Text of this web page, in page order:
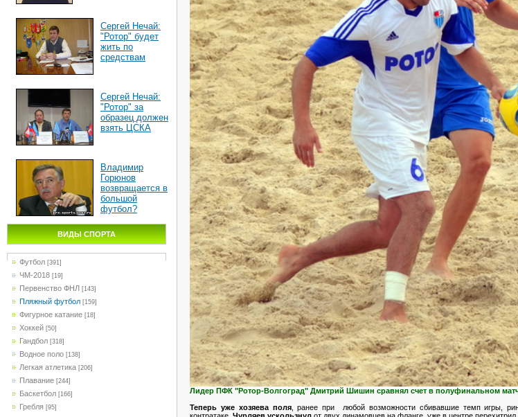
Сергей Нечай:
"Ротор" будет
жить по
средствам
Сергей Нечай:
"Ротор" за
образец должен
взять ЦСКА
Владимир
Горюнов
возвращается в
большой
футбол?
ВИДЫ СПОРТА
Футбол [391]
ЧМ-2018 [19]
Первенство ФНЛ [143]
Пляжный футбол [159]
Фигурное катание [18]
Хоккей [50]
Гандбол [318]
Водное поло [138]
Легкая атлетика [206]
Плавание [244]
Баскетбол [166]
Гребля [95]
Лидер ПФК "Ротор-Волгоград" Дмитрий Шишин сравнял счет в полуфинальном
Теперь уже хозяева поля, ранее при любой возможности сбивавшие темп игры,